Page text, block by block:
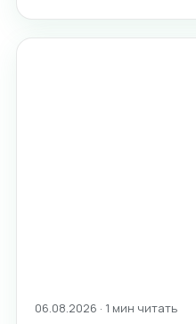
06.08.2026 · 1 мин читать